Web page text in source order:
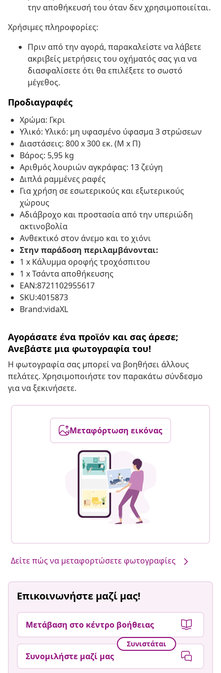
την αποθήκευσή του όταν δεν χρησιμοποιείται.
Χρήσιμες πληροφορίες:
Πριν από την αγορά, παρακαλείστε να λάβετε
ακριβείς μετρήσεις του οχήματός σας για να
διασφαλίσετε ότι θα επιλέξετε το σωστό
μέγεθος.
Προδιαγραφές
Χρώμα: Γκρι
Υλικό: Υλικό: μη υφασμένο ύφασμα 3 στρώσεων
Διαστάσεις: 800 x 300 εκ. (Μ x Π)
Βάρος: 5,95 kg
Αριθμός λουριών αγκράφας: 13 ζεύγη
Διπλά ραμμένες ραφές
Για χρήση σε εσωτερικούς και εξωτερικούς
χώρους
Αδιάβροχο και προστασία από την υπεριώδη
ακτινοβολία
Ανθεκτικό στον άνεμο και το χιόνι
Στην παράδοση περιλαμβάνονται:
1 x Κάλυμμα οροφής τροχόσπιτου
1 x Τσάντα αποθήκευσης
EAN:8721102955617
SKU:4015873
Brand:vidaXL
Αγοράσατε ένα προϊόν και σας άρεσε;
Ανεβάστε μια φωτογραφία του!
Η φωτογραφία σας μπορεί να βοηθήσει άλλους
πελάτες. Χρησιμοποιήστε τον παρακάτω σύνδεσμο
για να ξεκινήσετε.
Μεταφόρτωση εικόνας
Δείτε πώς να μεταφορτώσετε φωτογραφίες
Επικοινωνήστε μαζί μας!
Μετάβαση στο κέντρο βοήθειας
Συνιστάται
Συνομιλήστε μαζί μας